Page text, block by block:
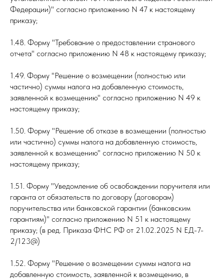
Федерации)" согласно приложению N 47 к настоящему
приказу;
1.48. Форму "Требование о предоставлении странового
отчета" согласно приложению N 48 к настоящему приказу;
1.49. Форму "Решение о возмещении (полностью или
частично) суммы налога на добавленную стоимость,
заявленной к возмещению" согласно приложению N 49 к
настоящему приказу;
1.50. Форму "Решение об отказе в возмещении (полностью
или частично) суммы налога на добавленную стоимость,
заявленной к возмещению" согласно приложению N 50 к
настоящему приказу;
1.51. Форму "Уведомление об освобождении поручителя или
гаранта от обязательств по договору (договорам)
поручительства или банковской гарантии (банковским
гарантиям)" согласно приложению N 51 к настоящему
приказу; (в ред. Приказа ФНС РФ от 21.02.2025 N ЕД-7-
2/123@)
1.52. Форму "Решение о возмещении суммы налога на
добавленную стоимость, заявленной к возмещению, в